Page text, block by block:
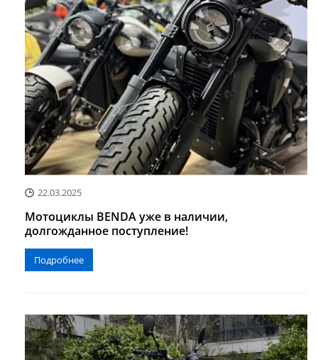
22.03.2025
Мотоциклы BENDA уже в наличии,
долгожданное поступление!
Подробнее